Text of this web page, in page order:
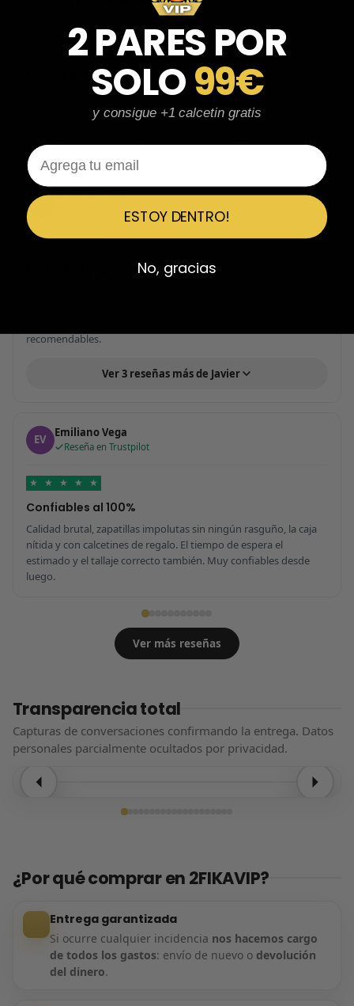
★
ESPECTACULARES
Total control del pedido, te avisan si hay algún problema con el
modelo elegido, empaquetado perfecto con caja original y
Travis Scott espectaculares. Recomendable 100%.
JV Javier Victorio
Reseña en Trustpilot
Perfectos y súper serios y atentos
recomendables.
Ver 3 reseñas más de Javier
EV Emiliano Vega
Reseña en Trustpilot
★ ★ ★ ★ ★
Confiables al 100%
Calidad brutal, zapatillas impolutas sin ningún rasguño, la caja
nítida y con calcetines de regalo. El tiempo de espera el
estimado y el tallaje correcto también. Muy confiables desde
luego.
Ver más reseñas
Transparencia total
Capturas de conversaciones confirmando la entrega. Datos
personales parcialmente ocultados por privacidad.
¿Por qué comprar en 2FIKAVIP?
Entrega garantizada
Si ocurre cualquier incidencia nos hacemos cargo
de todos los gastos: envío de nuevo o devolución
del dinero.
2 PARES POR
SOLO99€
y consigue +1 calcetin gratis
Email
ESTOY DENTRO!
No, gracias